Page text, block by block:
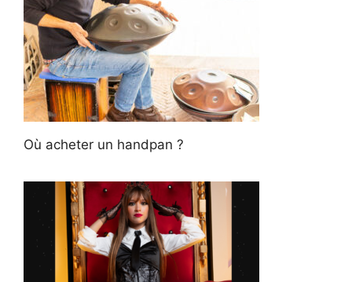
Où acheter un handpan ?